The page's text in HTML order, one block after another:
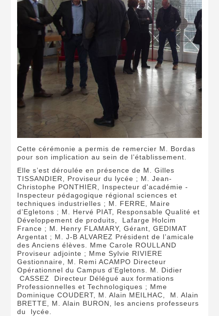
Cette cérémonie a permis de remercier M. Bordas
pour son implication au sein de l’établissement.
Elle s’est déroulée en présence de M. Gilles
TISSANDIER, Proviseur du lycée ; M. Jean-
Christophe PONTHIER, Inspecteur d'académie -
Inspecteur pédagogique régional sciences et
techniques industrielles ; M. FERRE, Maire
d’Egletons ; M. Hervé PIAT, Responsable Qualité et
Développement de produits, Lafarge Holcim
France ; M. Henry FLAMARY, Gérant, GEDIMAT
Argentat ; M. J-B ALVAREZ Président de l’amicale
des Anciens élèves. Mme Carole ROULLAND
Proviseur adjointe ; Mme Sylvie RIVIERE
Gestionnaire, M. Remi ACAMPO Directeur
Opérationnel du Campus d’Egletons. M. Didier
CASSEZ Directeur Délégué aux formations
Professionnelles et Technologiques ; Mme
Dominique COUDERT, M. Alain MEILHAC, M. Alain
BRETTE, M. Alain BURON, les anciens professeurs
du lycée.